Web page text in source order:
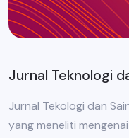
Jurnal Teknologi
Jurnal Tekologi dan
yang meneliti